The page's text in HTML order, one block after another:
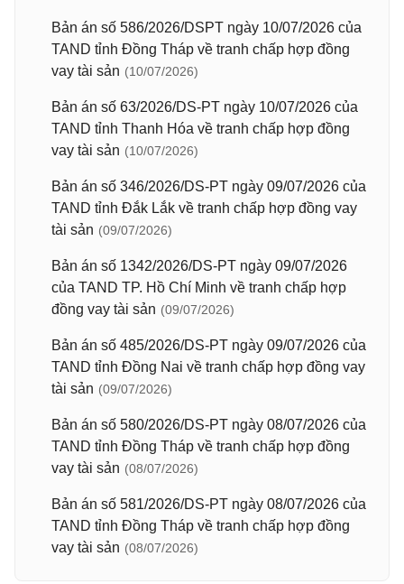
Bản án số 586/2026/DSPT ngày 10/07/2026 của
TAND tỉnh Đồng Tháp về tranh chấp hợp đồng
vay tài sản (10/07/2026)
Bản án số 63/2026/DS-PT ngày 10/07/2026 của
TAND tỉnh Thanh Hóa về tranh chấp hợp đồng
vay tài sản (10/07/2026)
Bản án số 346/2026/DS-PT ngày 09/07/2026 của
TAND tỉnh Đắk Lắk về tranh chấp hợp đồng vay
tài sản (09/07/2026)
Bản án số 1342/2026/DS-PT ngày 09/07/2026
của TAND TP. Hồ Chí Minh về tranh chấp hợp
đồng vay tài sản (09/07/2026)
Bản án số 485/2026/DS-PT ngày 09/07/2026 của
TAND tỉnh Đồng Nai về tranh chấp hợp đồng vay
tài sản (09/07/2026)
Bản án số 580/2026/DS-PT ngày 08/07/2026 của
TAND tỉnh Đồng Tháp về tranh chấp hợp đồng
vay tài sản (08/07/2026)
Bản án số 581/2026/DS-PT ngày 08/07/2026 của
TAND tỉnh Đồng Tháp về tranh chấp hợp đồng
vay tài sản (08/07/2026)